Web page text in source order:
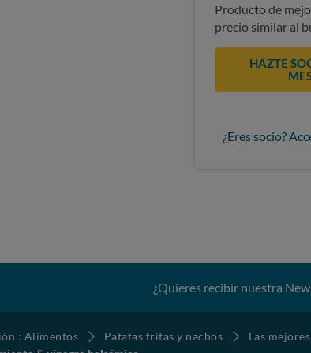
Producto de
precio similar al
HAZTE
¿Eres socio?
¿Quieres recibir nuestra
: Alimentos Patatas fritas y nachos Las